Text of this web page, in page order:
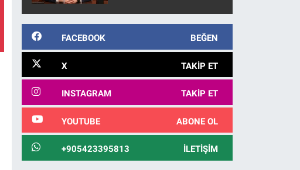
FACEBOOK BEĞEN
X TAKIP ET
INSTAGRAM TAKIP ET
YOUTUBE ABONE OL
+905423395813 İLETIŞIM